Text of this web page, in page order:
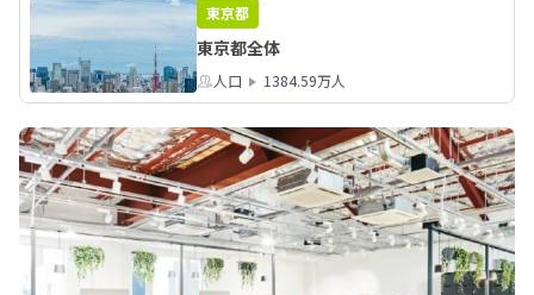
東京都
東京都全体
人口 1384.59万人